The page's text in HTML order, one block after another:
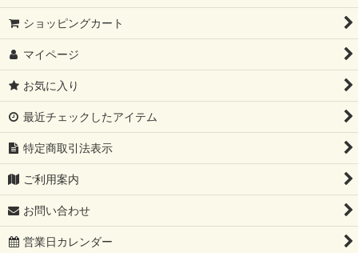
ショッピングカート
マイページ
お気に入り
最近チェックしたアイテム
特定商取引法表示
ご利用案内
お問い合わせ
営業日カレンダー